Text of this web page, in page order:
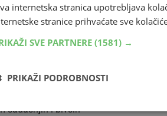
zet
ministra
HNŽ
sadašnjih i bivših
internetska stranica upotrebljava
stranice prihvaćate sve
SVE PARTNERE(1581) →
PRIKAŽI PODROBNOSTI